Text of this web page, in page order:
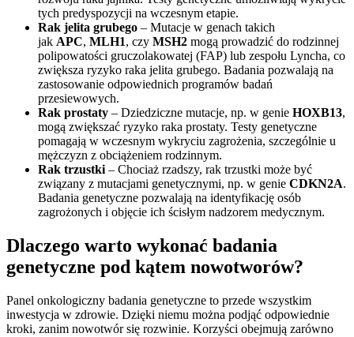
tych predyspozycji na wczesnym etapie.
Rak jelita grubego – Mutacje w genach takich
jak APC, MLH1, czy MSH2 mogą prowadzić do rodzinnej
polipowatości gruczolakowatej (FAP) lub zespołu Lyncha, co
zwiększa ryzyko raka jelita grubego. Badania pozwalają na
zastosowanie odpowiednich programów badań
przesiewowych.
Rak prostaty – Dziedziczne mutacje, np. w genie HOXB13,
mogą zwiększać ryzyko raka prostaty. Testy genetyczne
pomagają w wczesnym wykryciu zagrożenia, szczególnie u
mężczyzn z obciążeniem rodzinnym.
Rak trzustki – Chociaż rzadszy, rak trzustki może być
związany z mutacjami genetycznymi, np. w genie CDKN2A.
Badania genetyczne pozwalają na identyfikację osób
zagrożonych i objęcie ich ścisłym nadzorem medycznym.
Dlaczego warto wykonać badania
genetyczne pod kątem nowotworów?
Panel onkologiczny badania genetyczne to przede wszystkim
inwestycja w zdrowie. Dzięki niemu można podjąć odpowiednie
kroki, zanim nowotwór się rozwinie. Korzyści obejmują zarówno